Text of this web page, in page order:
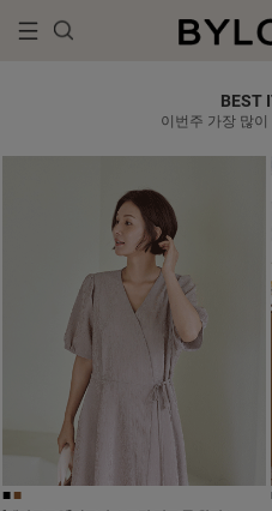
BEST
이번주 가장 많
■■